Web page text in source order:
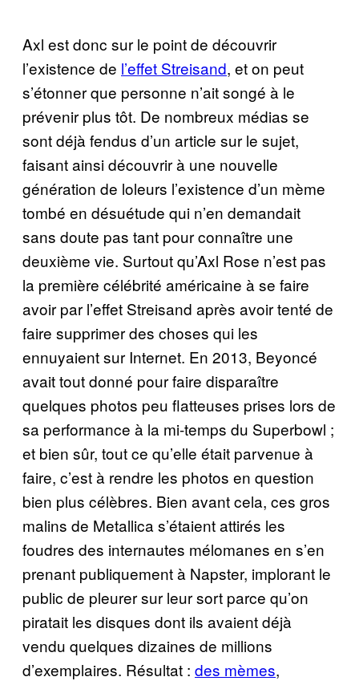
Axl est donc sur le point de découvrir
l’existence de l’effet Streisand, et on peut
s’étonner que personne n’ait songé à le
prévenir plus tôt. De nombreux médias se
sont déjà fendus d’un article sur le sujet,
faisant ainsi découvrir à une nouvelle
génération de loleurs l’existence d’un mème
tombé en désuétude qui n’en demandait
sans doute pas tant pour connaître une
deuxième vie. Surtout qu’Axl Rose n’est pas
la première célébrité américaine à se faire
avoir par l’effet Streisand après avoir tenté de
faire supprimer des choses qui les
ennuyaient sur Internet. En 2013, Beyoncé
avait tout donné pour faire disparaître
quelques photos peu flatteuses prises lors de
sa performance à la mi-temps du Superbowl ;
et bien sûr, tout ce qu’elle était parvenue à
faire, c’est à rendre les photos en question
bien plus célèbres. Bien avant cela, ces gros
malins de Metallica s’étaient attirés les
foudres des internautes mélomanes en s’en
prenant publiquement à Napster, implorant le
public de pleurer sur leur sort parce qu’on
piratait les disques dont ils avaient déjà
vendu quelques dizaines de millions
d’exemplaires. Résultat : des mèmes,